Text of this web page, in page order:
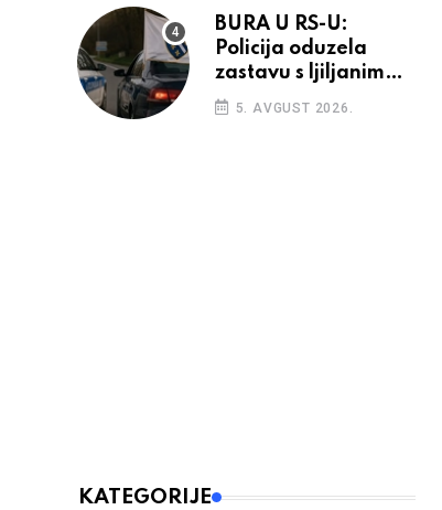
BURA U RS-U:
Policija oduzela
zastavu s ljiljanima,
uručila prekršajni
nalog
5. AVGUST 2026.
KATEGORIJE